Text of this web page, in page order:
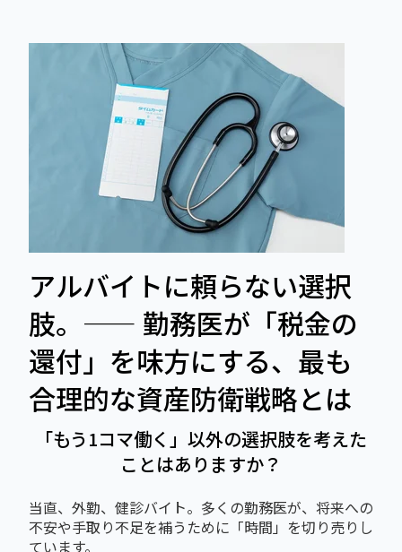
アルバイトに頼らない選択
肢。―― 勤務医が「税金の
還付」を味方にする、最も
合理的な資産防衛戦略とは
「もう1コマ働く」以外の選択肢を考えた
ことはありますか？
当直、外勤、健診バイト。多くの勤務医が、将来への
不安や手取り不足を補うために「時間」を切り売りし
ています。